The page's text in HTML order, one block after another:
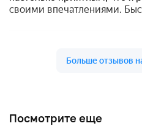
Посмотрите еще